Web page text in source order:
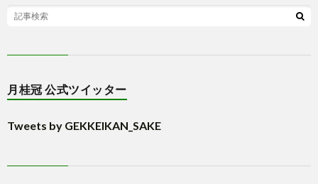
月桂冠 公式ツイッター
Tweets by GEKKEIKAN_SAKE